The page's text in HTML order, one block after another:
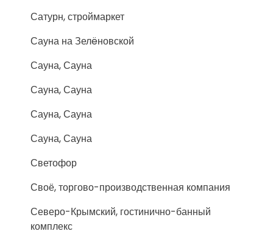
Сатурн, строймаркет
Сауна на Зелëновской
Сауна, Сауна
Сауна, Сауна
Сауна, Сауна
Сауна, Сауна
Светофор
Своё, торгово-производственная компания
Северо-Крымский, гостинично-банный
комплекс